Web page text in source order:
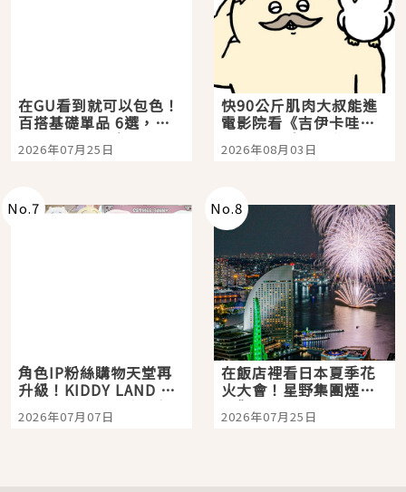
在GU看到就可以包色！
百搭基礎單品 6選，閉
眼全收也不心疼
2026年07月25日
快90公斤肌肉大叔能進
電影院看《吉伊卡哇》
嗎？日本重金屬樂團
「打首」會長與nagano
2026年08月03日
No.7
角色IP粉絲購物天堂再
升級！KIDDY LAND 原
宿店吉伊卡哇迎客，新
開幕 OMOKADO 店3分
2026年07月07日
No.8
在飯店裡看日本夏季花
火大會！星野集團煙火
景觀飯店6選，讓你不用
人擠人悠閒欣賞
2026年07月25日